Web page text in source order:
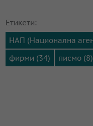
Етикети:
НАП (Национална
фирми (34)
писмо (8)